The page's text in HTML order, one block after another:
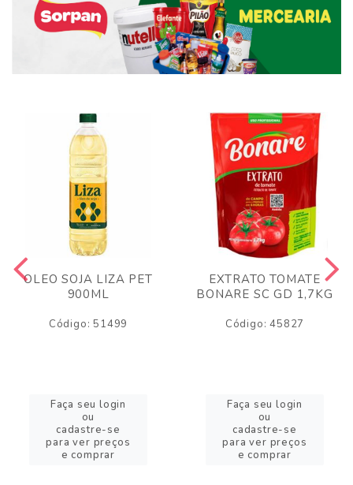
OLEO SOJA LIZA PET
900ML
Código: 51499
Faça seu login
ou
cadastre-se
para ver preços
e comprar
EXTRATO TOMATE
BONARE SC GD 1,7KG
Código: 45827
Faça seu login
ou
cadastre-se
para ver preços
e comprar